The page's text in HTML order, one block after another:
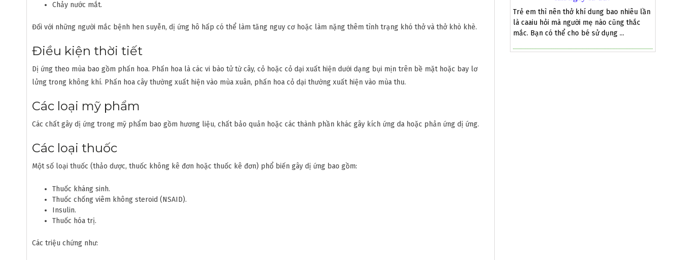
Chảy nước mắt.
Đối với những người mắc bệnh hen suyễn, dị ứng hô hấp có thể làm tăng nguy cơ hoặc làm nặng thêm tình trạng khó thở và thở khò khè.
Điều kiện thời tiết
Dị ứng theo mùa bao gồm phấn hoa. Phấn hoa là các vi bào tử từ cây, cỏ hoặc cỏ dại xuất hiện dưới dạng bụi mịn trên bề mặt hoặc bay lơ
lửng trong không khí. Phấn hoa cây thường xuất hiện vào mùa xuân, phấn hoa cỏ dại thường xuất hiện vào mùa thu.
Các loại mỹ phẩm
Các chất gây dị ứng trong mỹ phẩm bao gồm hương liệu, chất bảo quản hoặc các thành phần khác gây kích ứng da hoặc phản ứng dị ứng.
Các loại thuốc
Một số loại thuốc (thảo dược, thuốc không kê đơn hoặc thuốc kê đơn) phổ biến gây dị ứng bao gồm:
Thuốc kháng sinh.
Thuốc chống viêm không steroid (NSAID).
Insulin.
Thuốc hóa trị.
Các triệu chứng như:
Trẻ em thì nên thở khí dung bao nhiêu lần
là caaiu hỏi mà người mẹ nào cũng thắc
mắc. Bạn có thể cho bé sử dụng ...